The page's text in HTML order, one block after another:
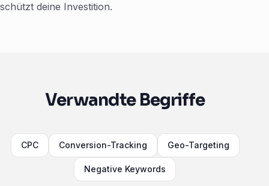
schützt deine Investition.
Verwandte Begriffe
CPC Conversion-Tracking Geo-Targeting
Negative Keywords